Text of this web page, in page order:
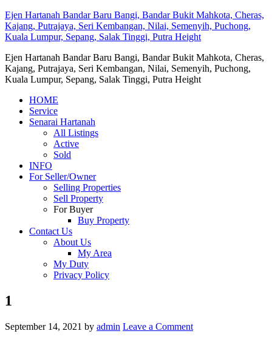
Ejen Hartanah Bandar Baru Bangi, Bandar Bukit Mahkota, Cheras,
Kajang, Putrajaya, Seri Kembangan, Nilai, Semenyih, Puchong,
Kuala Lumpur, Sepang, Salak Tinggi, Putra Height
Ejen Hartanah Bandar Baru Bangi, Bandar Bukit Mahkota, Cheras,
Kajang, Putrajaya, Seri Kembangan, Nilai, Semenyih, Puchong,
Kuala Lumpur, Sepang, Salak Tinggi, Putra Height
HOME
Service
Senarai Hartanah
All Listings
Active
Sold
INFO
For Seller/Owner
Selling Properties
Sell Property
For Buyer
Buy Property
Contact Us
About Us
My Area
My Duty
Privacy Policy
1
September 14, 2021 by admin Leave a Comment